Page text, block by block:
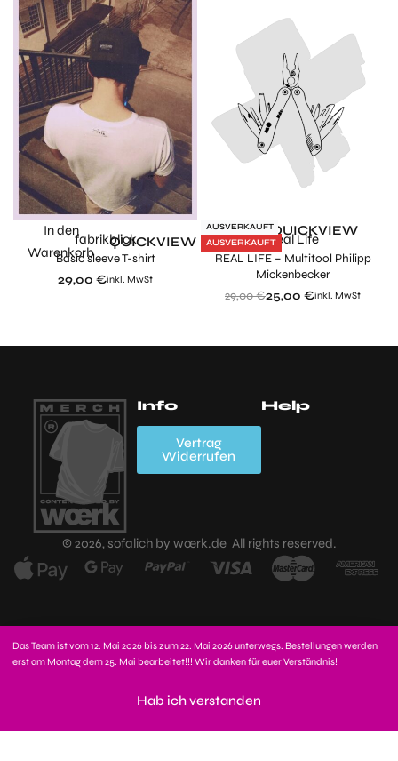
In den
Warenkorb
QUICKVIEW
fabrikblick
Basic sleeve T-shirt
29,00 €inkl. MwSt
Spare 4,00 €
AUSVERKAUFT
AUSVERKAUFT
WeiterlesenQUICKVIEW
Real Life
REAL LIFE – Multitool Philipp
Mickenbecker
29,00€25,00 €inkl. MwSt
Info
Mein Account
Zahlungsarten
Versand,
Kauf
stornieren?
Vertrag
Widerrufen
Help
© 2026, sofalich by wœrk.de All rights reserved.
In den Warenkorb
Das Team ist vom 12. Mai 2026 bis zum 22. Mai 2026 unterwegs. Bestellungen werden
erst am Montag dem 25. Mai bearbeitet!!! Wir danken für euer Verständnis!
Hab ich verstanden